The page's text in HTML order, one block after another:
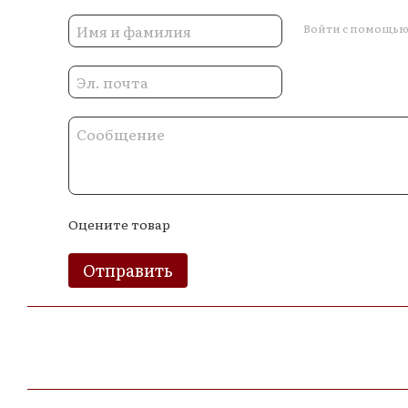
Войти с помощью
Оцените товар
Отправить